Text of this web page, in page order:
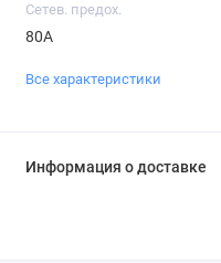
Сетев. предох.
80A
Все характеристики
Информация о доставке